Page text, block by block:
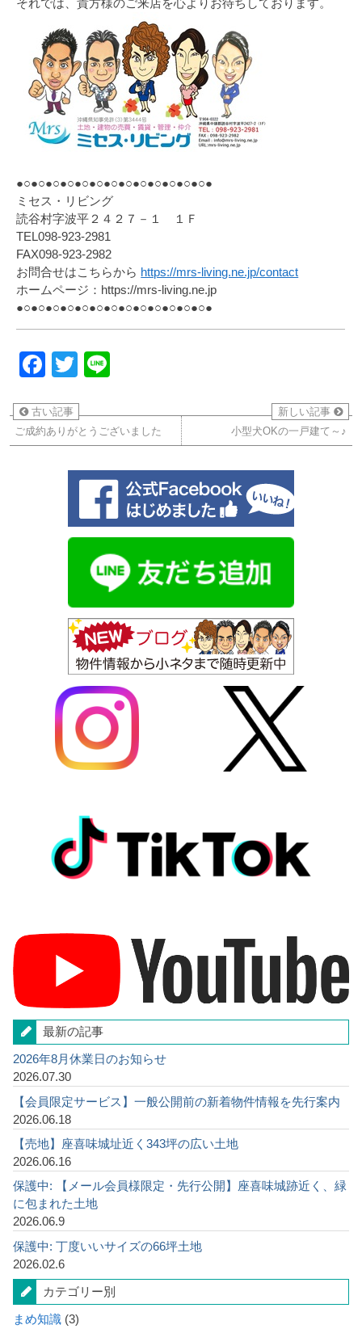
それでは、貴方様のご来店を心よりお待ちしております。
●○●○●○●○●○●○●○●○●○●○●○●○●○●
ミセス・リビング
読谷村字波平２４２７－１ １Ｆ
TEL098-923-2981
FAX098-923-2982
お問合せはこちらから https://mrs-living.ne.jp/contact
ホームページ：https://mrs-living.ne.jp
●○●○●○●○●○●○●○●○●○●○●○●○●○●
Facebook
Twitter
古い記事
ご成約ありがとうございました
新しい記事
小型犬OKの一戸建て～♪
最新の記事
2026年8月休業日のお知らせ
2026.07.30
【会員限定サービス】一般公開前の新着物件情報を先行案内
2026.06.18
【売地】座喜味城址近く343坪の広い土地
2026.06.16
保護中: 【メール会員様限定・先行公開】座喜味城跡近く、緑
に包まれた土地
2026.06.9
保護中: 丁度いいサイズの66坪土地
2026.02.6
カテゴリー別
まめ知識 (3)